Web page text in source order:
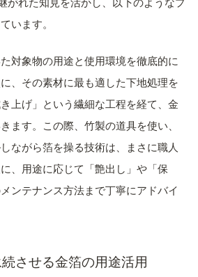
います。
対象物の用途と使用環境を徹底的に
、その素材に最も適した下地処理を
上げ」という繊細な工程を経て、金
ます。この際、竹製の道具を使い、
ながら箔を操る技術は、まさに職人
、用途に応じて「艶出し」や「保
ンテナンス方法まで丁寧にアドバイ
させる金箔の用途活用